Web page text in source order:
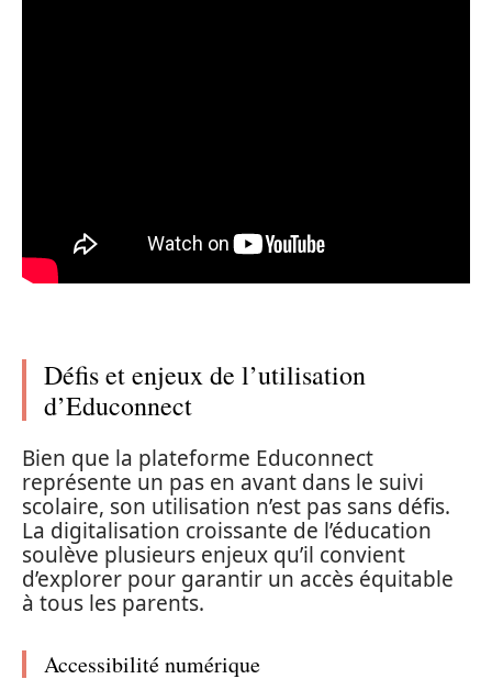
Défis et enjeux de l’utilisation
d’Educonnect
Bien que la plateforme Educonnect
représente un pas en avant dans le suivi
scolaire, son utilisation n’est pas sans défis.
La digitalisation croissante de l’éducation
soulève plusieurs enjeux qu’il convient
d’explorer pour garantir un accès équitable
à tous les parents.
Accessibilité numérique